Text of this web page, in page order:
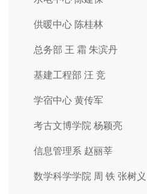
供暖中心 陈桂林
总务部 王 霜 朱滨丹
基建工程部 汪 竞
学宿中心 黄传军
考古文博学院 杨颖亮
信息管理系 赵丽莘
数学科学学院 周 铁 张树义